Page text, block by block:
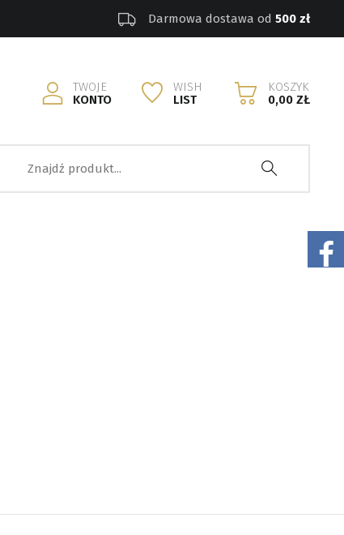
Darmowa dostawa od 500 zł
KOSZYK
0,00 ZŁ
WISH
LIST
TWOJE
KONTO